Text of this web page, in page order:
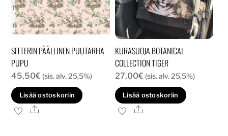
SITTERIN PÄÄLLINEN PUUTARHA
PUPU
45,50€ (sis. alv. 25,5%)
Lisää ostoskoriin
Ale
KURASUOJA BOTANICAL
COLLECTION TIGER
27,00€ (sis. alv. 25,5%)
Lisää ostoskoriin
Ale